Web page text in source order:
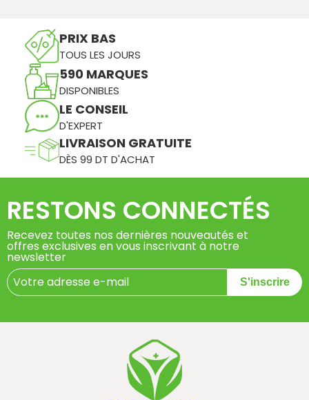
PRIX BAS
TOUS LES JOURS
590 MARQUES
DISPONIBLES
LE CONSEIL
D'EXPERT
LIVRAISON GRATUITE
DÈS 99 DT D'ACHAT
RESTONS CONNECTÉS
Recevez toutes nos dernières nouveautés et
offres exclusives en vous inscrivant à notre
newsletter
S'inscrire